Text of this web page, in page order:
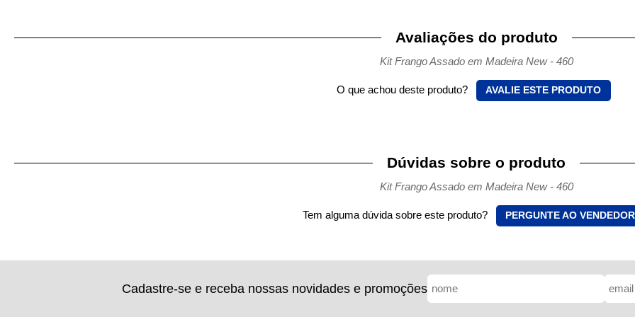
Avaliações do produto
Kit Frango Assado em Madeira New - 460
O que achou deste produto? AVALIE ESTE PRODUTO
Dúvidas sobre o produto
Kit Frango Assado em Madeira New - 460
Tem alguma dúvida sobre este produto? PERGUNTE AO VENDEDOR
Cadastre-se e receba nossas novidades e promoções